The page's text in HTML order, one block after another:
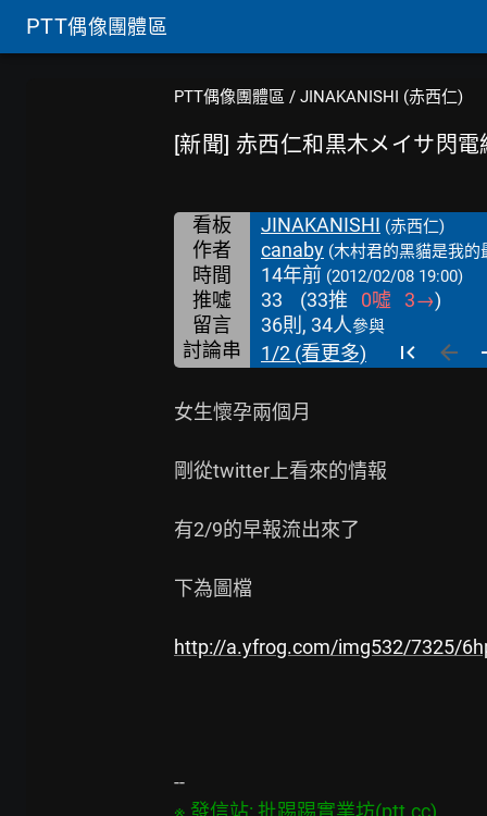
PTT偶像團體區
PTT偶像團體區 / JINAKANISHI (赤西仁)
[新聞] 赤西仁和黒木メイサ閃電
看板 JINAKANISHI (赤西仁)
作者 canaby (木村君的黑貓是我的
時間 14年前 (2012/02/08 19:00)
推噓 33 (33推 0噓 3→)
留言
36則, 34人參與
討論串 1/2 (看更多)
女生懷孕兩個月
剛從twitter上看來的情報
有2/9的早報流出來了
下為圖檔
http://a.yfrog.com/img532/7325/